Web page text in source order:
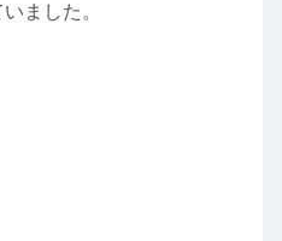
ました。